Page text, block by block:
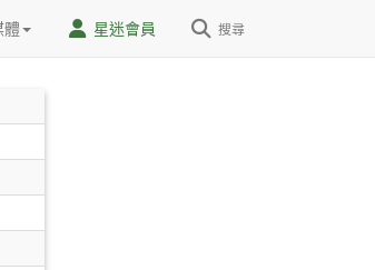
體 星迷會員 搜尋